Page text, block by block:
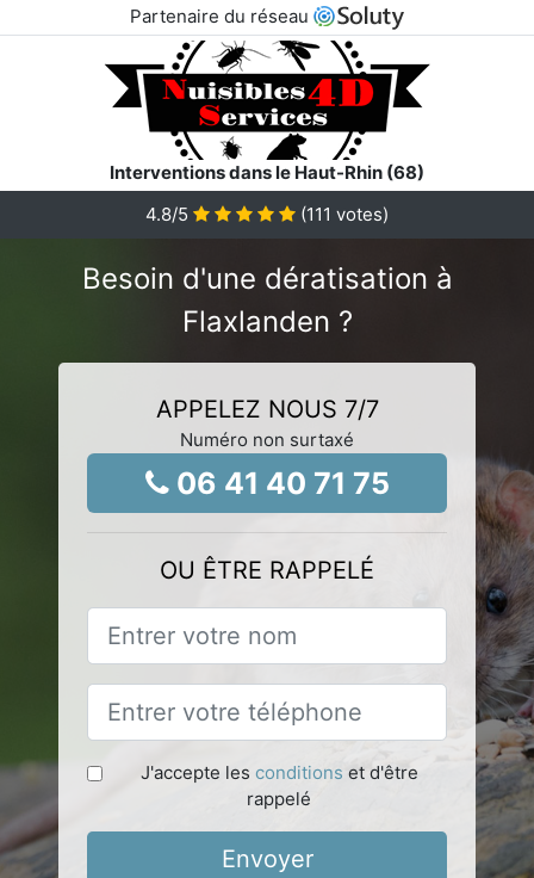
Partenaire du réseau
Interventions dans le Haut-Rhin (68)
4.8/5 (111 votes)
Besoin d'une dératisation à
Flaxlanden ?
APPELEZ NOUS 7/7
Numéro non surtaxé
06 41 40 71 75
OU ÊTRE RAPPELÉ
J'accepte les conditions et d'être
rappelé
Envoyer